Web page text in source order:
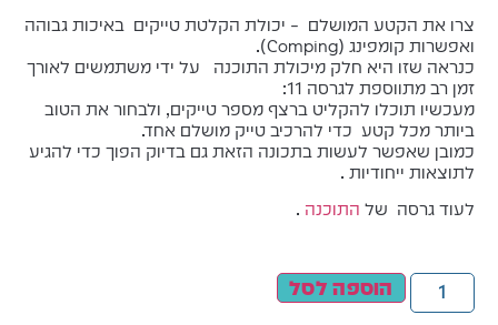
צרו את הקטע המושלם – יכולת הקלטת טייקים באיכות גבוהה
ואפשרות קומפינג (Comping).
כנראה שזו היא חלק מיכולת התוכנה על ידי משתמשים לאורך
זמן רב מתווספת לגרסה 11:
מעכשיו תוכלו להקליט ברצף מספר טייקים, ולבחור את הטוב
ביותר מכל קטע כדי להרכיב טייק מושלם אחד.
כמובן שאפשר לעשות בתכונה הזאת גם בדיוק הפוך כדי להגיע
לתוצאות ייחודיות .
לעוד גרסה של התוכנה .
הוספה לסל